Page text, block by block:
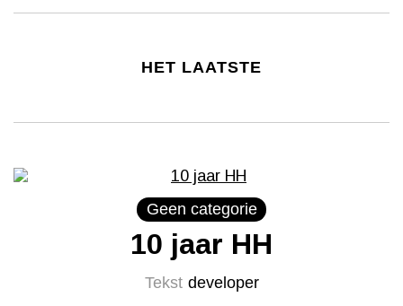
HET LAATSTE
Geen categorie
10 jaar HH
Tekst developer